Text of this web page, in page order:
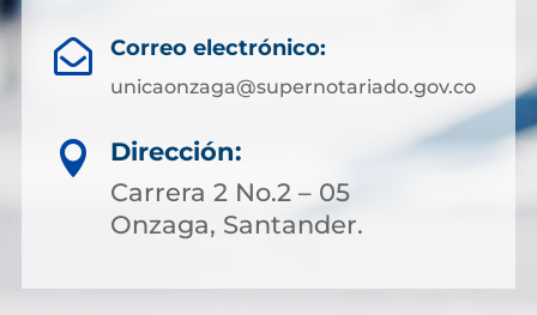
 Correo electrónico:
unicaonzaga@supernotariado.gov.co

Dirección:
Carrera 2 No.2 – 05
Onzaga, Santander.